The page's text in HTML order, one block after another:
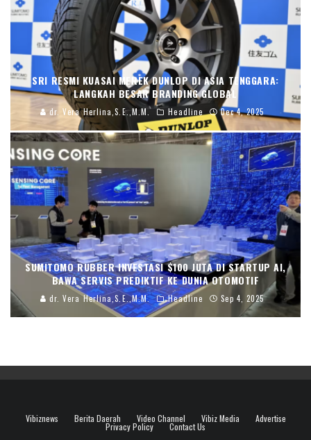
SRI RESMI KUASAI MEREK DUNLOP DI ASIA TENGGARA:
LANGKAH BESAR BRANDING GLOBAL
dr. Vera Herlina,S.E.,M.M. Headline Dec 4, 2025
SUMITOMO RUBBER INVESTASI $100 JUTA DI STARTUP AI,
BAWA SERVIS PREDIKTIF KE DUNIA OTOMOTIF
dr. Vera Herlina,S.E.,M.M. Headline Sep 4, 2025
Vibiznews Berita Daerah Video Channel Vibiz Media Advertise
Privacy Policy Contact Us